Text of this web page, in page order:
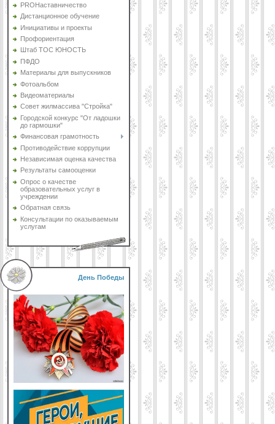
PROНаставничество
Дистанционное обучение
Инициативы и проекты
Профориентация
Штаб ТОС ЮНОСТЬ
ПФДО
Материалы для выпускников
Фотоальбом
Видеоматериалы
Совет жилмассива "Стройка"
Городской конкурс "От ладошки
до гармошки"
Финансовая грамотность
Противодействие коррупции
Независимая оценка качества
Результаты самооценки
Опрос о качестве
образовательных услуг в
учреждении
Обратная связь
Консультации по оказываемым
услугам
День Победы